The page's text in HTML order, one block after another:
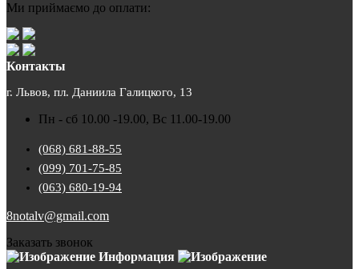
Ми приймаємо до оплати:
Контакты
г. Львов, пл. Даниила Галицкого, 13
Пн - сб 10.00 -19.00, Вс 11.00-19.00
(068) 681-88-55
(099) 701-75-85
(063) 680-19-94
8notalv@gmail.com
Заказать звонок
Информация